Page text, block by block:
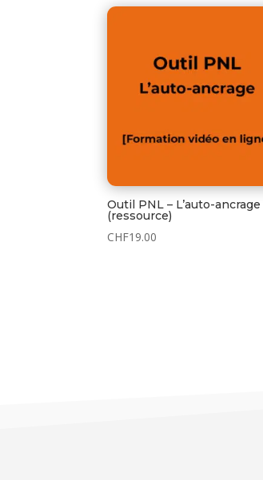
Outil PNL – L’auto-ancrage
(ressource)
CHF19.00